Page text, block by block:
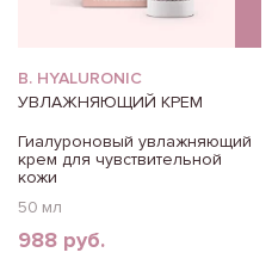
B. HYALURONIC
УВЛАЖНЯЮЩИЙ КРЕМ
Гиалуроновый увлажняющий
крем для чувствительной
кожи
50 мл
988 руб.